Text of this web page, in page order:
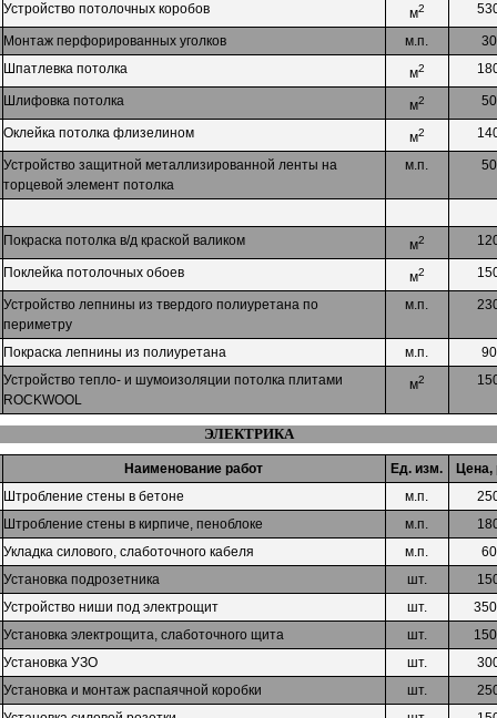
Устройство потолочных коробов м2
Монтаж перфорированных уголков м.п.
30
Шпатлевка потолка м2
Шлифовка потолка м2 50
Оклейка потолка флизелином м2
Устройство защитной металлизированной ленты на
торцевой элемент потолка
м.п. 50
Покраска потолка в/д краской валиком м2
Поклейка потолочных обоев м2
Устройство лепнины из твердого полиуретана по
периметру
м.п.
Покраска лепнины из полиуретана м.п.
90
Устройство тепло- и шумоизоляции потолка плитами
ROCKWOOL
м2
ЭЛЕКТРИКА
Наименование работ Ед. изм.
Цена,
Штробление стены в бетоне м.п.
Штробление стены в кирпиче, пеноблоке м.п.
Укладка силового, слаботочного кабеля м.п.
60
Установка подрозетника шт.
Устройство ниши под электрощит шт.
Установка электрощита, слаботочного щита шт.
Установка УЗО шт.
Установка и монтаж распаячной коробки шт.